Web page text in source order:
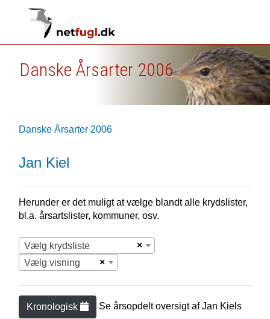
Danske Årsarter 2006
Danske Årsarter 2006
Jan Kiel
Herunder er det muligt at vælge blandt alle krydslister,
bl.a. årsartslister, kommuner, osv.
×
Vælg krydsliste
×
Vælg visning
Kronologisk Se årsopdelt oversigt afJan Kiel s